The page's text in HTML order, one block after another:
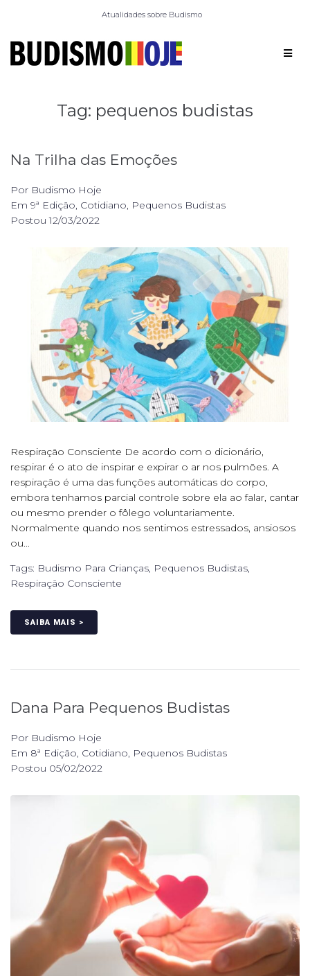
Atualidades sobre Budismo
Tag: pequenos budistas
Na Trilha das Emoções
Por Budismo Hoje
Em 9ª Edição, Cotidiano, Pequenos Budistas
Postou12/03/2022
Respiração Consciente De acordo com o dicionário,
respirar é o ato de inspirar e expirar o ar nos pulmões. A
respiração é uma das funções automáticas do corpo,
embora tenhamos parcial controle sobre ela ao falar, cantar
ou mesmo prender o fôlego voluntariamente.
Normalmente quando nos sentimos estressados, ansiosos
ou...
Tags: Budismo Para Crianças, Pequenos Budistas,
Respiração Consciente
SAIBA MAIS >
Dana Para Pequenos Budistas
Por Budismo Hoje
Em 8ª Edição, Cotidiano, Pequenos Budistas
Postou 05/02/2022